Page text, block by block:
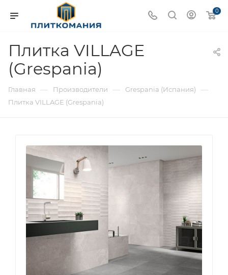
0
Плитка VILLAGE
(Grespania)
Главная — Производители — Grespania (Испания) —
Плитка VILLAGE (Grespania)